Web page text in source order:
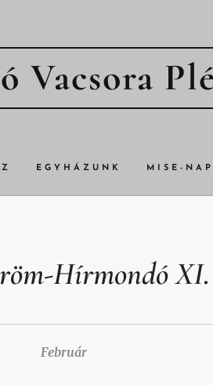
Vacsora
EGYHÁZUNK MISE-
Hírmondó
Február